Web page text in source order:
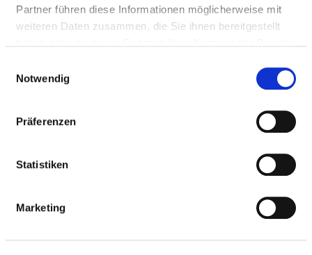
Partner führen diese Informationen möglicherweise mit
weiteren Daten zusammen, die Sie ihnen bereitgestellt
Notwendig
Präferenzen
Statistiken
Marketing
Emergency care (PQ12)
Practical guide (PQ20)
Intermediate care (PQ22)
Diabetes (ZP03)
Endoscopy / functional diagnostics (ZP04)